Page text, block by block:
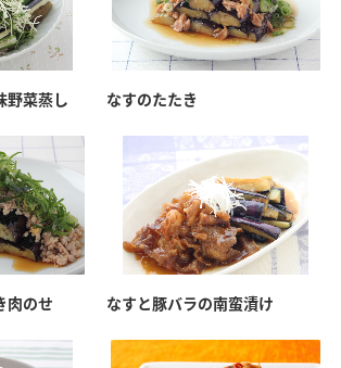
野菜蒸し なすのたたき
肉のせ なすと豚バラの南蛮漬け